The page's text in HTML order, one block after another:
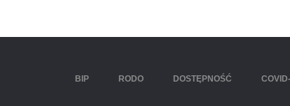
BIP RODO DOSTĘPNOŚĆ